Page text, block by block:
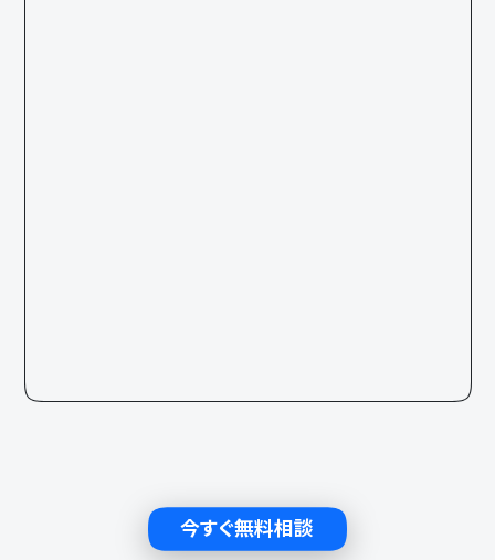
今すぐ無料相談